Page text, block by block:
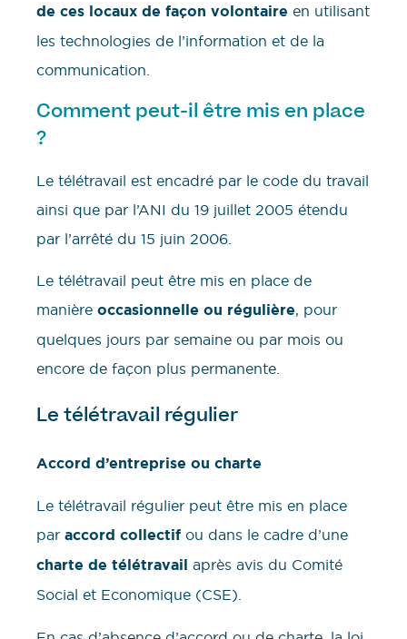
de ces locaux de façon volontaire en utilisant
les technologies de l’information et de la
communication.
Comment peut-il être mis en place
?
Le télétravail est encadré par le code du travail
ainsi que par l’ANI du 19 juillet 2005 étendu
par l’arrêté du 15 juin 2006.
Le télétravail peut être mis en place de
manière occasionnelle ou régulière, pour
quelques jours par semaine ou par mois ou
encore de façon plus permanente.
Le télétravail régulier
Accord d’entreprise ou charte
Le télétravail régulier peut être mis en place
par accord collectif ou dans le cadre d’une
charte de télétravail après avis du Comité
Social et Economique (CSE).